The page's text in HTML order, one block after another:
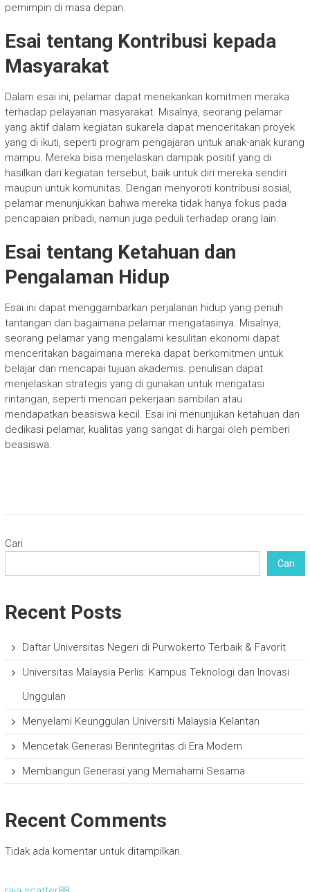
pemimpin di masa depan.
Esai tentang Kontribusi kepada
Masyarakat
Dalam esai ini, pelamar dapat menekankan komitmen meraka
terhadap pelayanan masyarakat. Misalnya, seorang pelamar
yang aktif dalam kegiatan sukarela dapat menceritakan proyek
yang di ikuti, seperti program pengajaran untuk anak-anak kurang
mampu. Mereka bisa menjelaskan dampak positif yang di
hasilkan dari kegiatan tersebut, baik untuk diri mereka sendiri
maupun untuk komunitas. Dengan menyoroti kontribusi sosial,
pelamar menunjukkan bahwa mereka tidak hanya fokus pada
pencapaian pribadi, namun juga peduli terhadap orang lain.
Esai tentang Ketahuan dan
Pengalaman Hidup
Esai ini dapat menggambarkan perjalanan hidup yang penuh
tantangan dan bagaimana pelamar mengatasinya. Misalnya,
seorang pelamar yang mengalami kesulitan ekonomi dapat
menceritakan bagaimana mereka dapat berkomitmen untuk
belajar dan mencapai tujuan akademis. penulisan dapat
menjelaskan strategis yang di gunakan untuk mengatasi
rintangan, seperti mencari pekerjaan sambilan atau
mendapatkan beasiswa kecil. Esai ini menunjukan ketahuan dan
dedikasi pelamar, kualitas yang sangat di hargai oleh pemberi
beasiswa.
Cari
Cari
Recent Posts
Daftar Universitas Negeri di Purwokerto Terbaik & Favorit
Universitas Malaysia Perlis: Kampus Teknologi dan Inovasi
Unggulan
Menyelami Keunggulan Universiti Malaysia Kelantan
Mencetak Generasi Berintegritas di Era Modern
Membangun Generasi yang Memahami Sesama
Recent Comments
Tidak ada komentar untuk ditampilkan.